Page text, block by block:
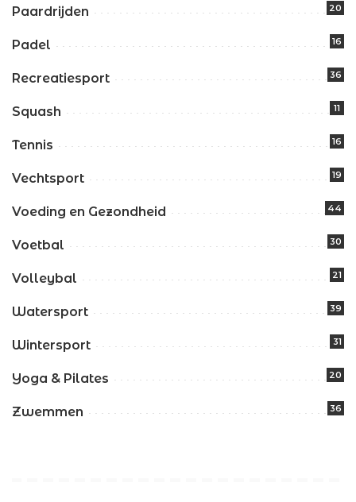
Paardrijden 20
Padel 16
Recreatiesport 36
Squash 11
Tennis 16
Vechtsport 19
Voeding en Gezondheid 44
Voetbal 30
Volleybal 21
Watersport 39
Wintersport 31
Yoga & Pilates 20
Zwemmen 36